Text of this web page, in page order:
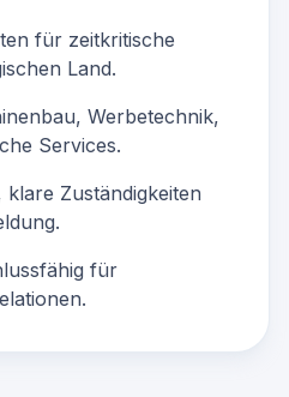
für zeitkritische
Land.
Werbetechnik,
Services.
Zuständigkeiten
für